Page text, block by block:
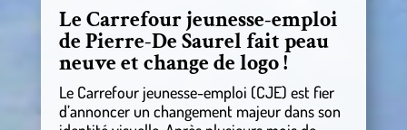
Le Carrefour jeunesse-emploi
de Pierre-De Saurel fait peau
neuve et change de logo !
Le Carrefour jeunesse-emploi (CJE) est fier
d’annoncer un changement majeur dans son